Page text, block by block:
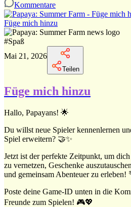
Kommentare
Füge mich hinzu
#Spaß
Mai 21, 2026
Teilen
Füge mich hinzu
Hallo, Papayans! 🌟
Du willst neue Spieler kennenlernen
Spiel erweitern? 🤝✨
Jetzt ist der perfekte Zeitpunkt, um
zu vernetzen, Geschenke
und gemeinsam Abenteuer zu erleben!
Poste deine Game-ID unten in die
Freunde zum Spielen! 🎮💖